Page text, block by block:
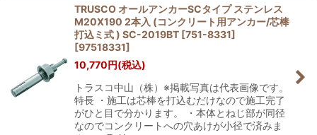
TRUSCO オールアンカーSCタイプ ステンレス
M20X190 2本入 (コンクリート用アンカー/芯棒
打込ミ式 ) SC-2019BT [751-8331]
[97518331]
10,770円(税込)
トラスコ中山（株）※掲載写真は代表画像です。
特長 ・施工は芯棒を打込むだけなので施工完了
がひと目で分かります。 ・本体とねじ部が同径
なのでコンクリートへの穴あけが小径で済みま